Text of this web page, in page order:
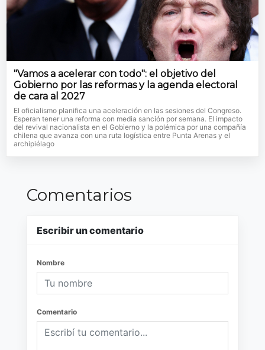
"Vamos a acelerar con todo": el objetivo del
Gobierno por las reformas y la agenda electoral
de cara al 2027
El oficialismo planifica una aceleración en las sesiones del Congreso.
Esperan tener una reforma con media sanción por semana. El impacto
del revival nacionalista en el Gobierno y la polémica por una compañía
chilena que avanza con una ruta logística entre Punta Arenas y el
archipiélago
Comentarios
Escribir un comentario
Nombre
Comentario